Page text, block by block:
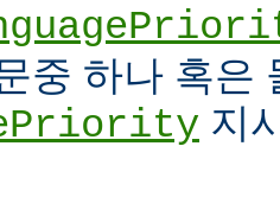
중 하나 혹은
지